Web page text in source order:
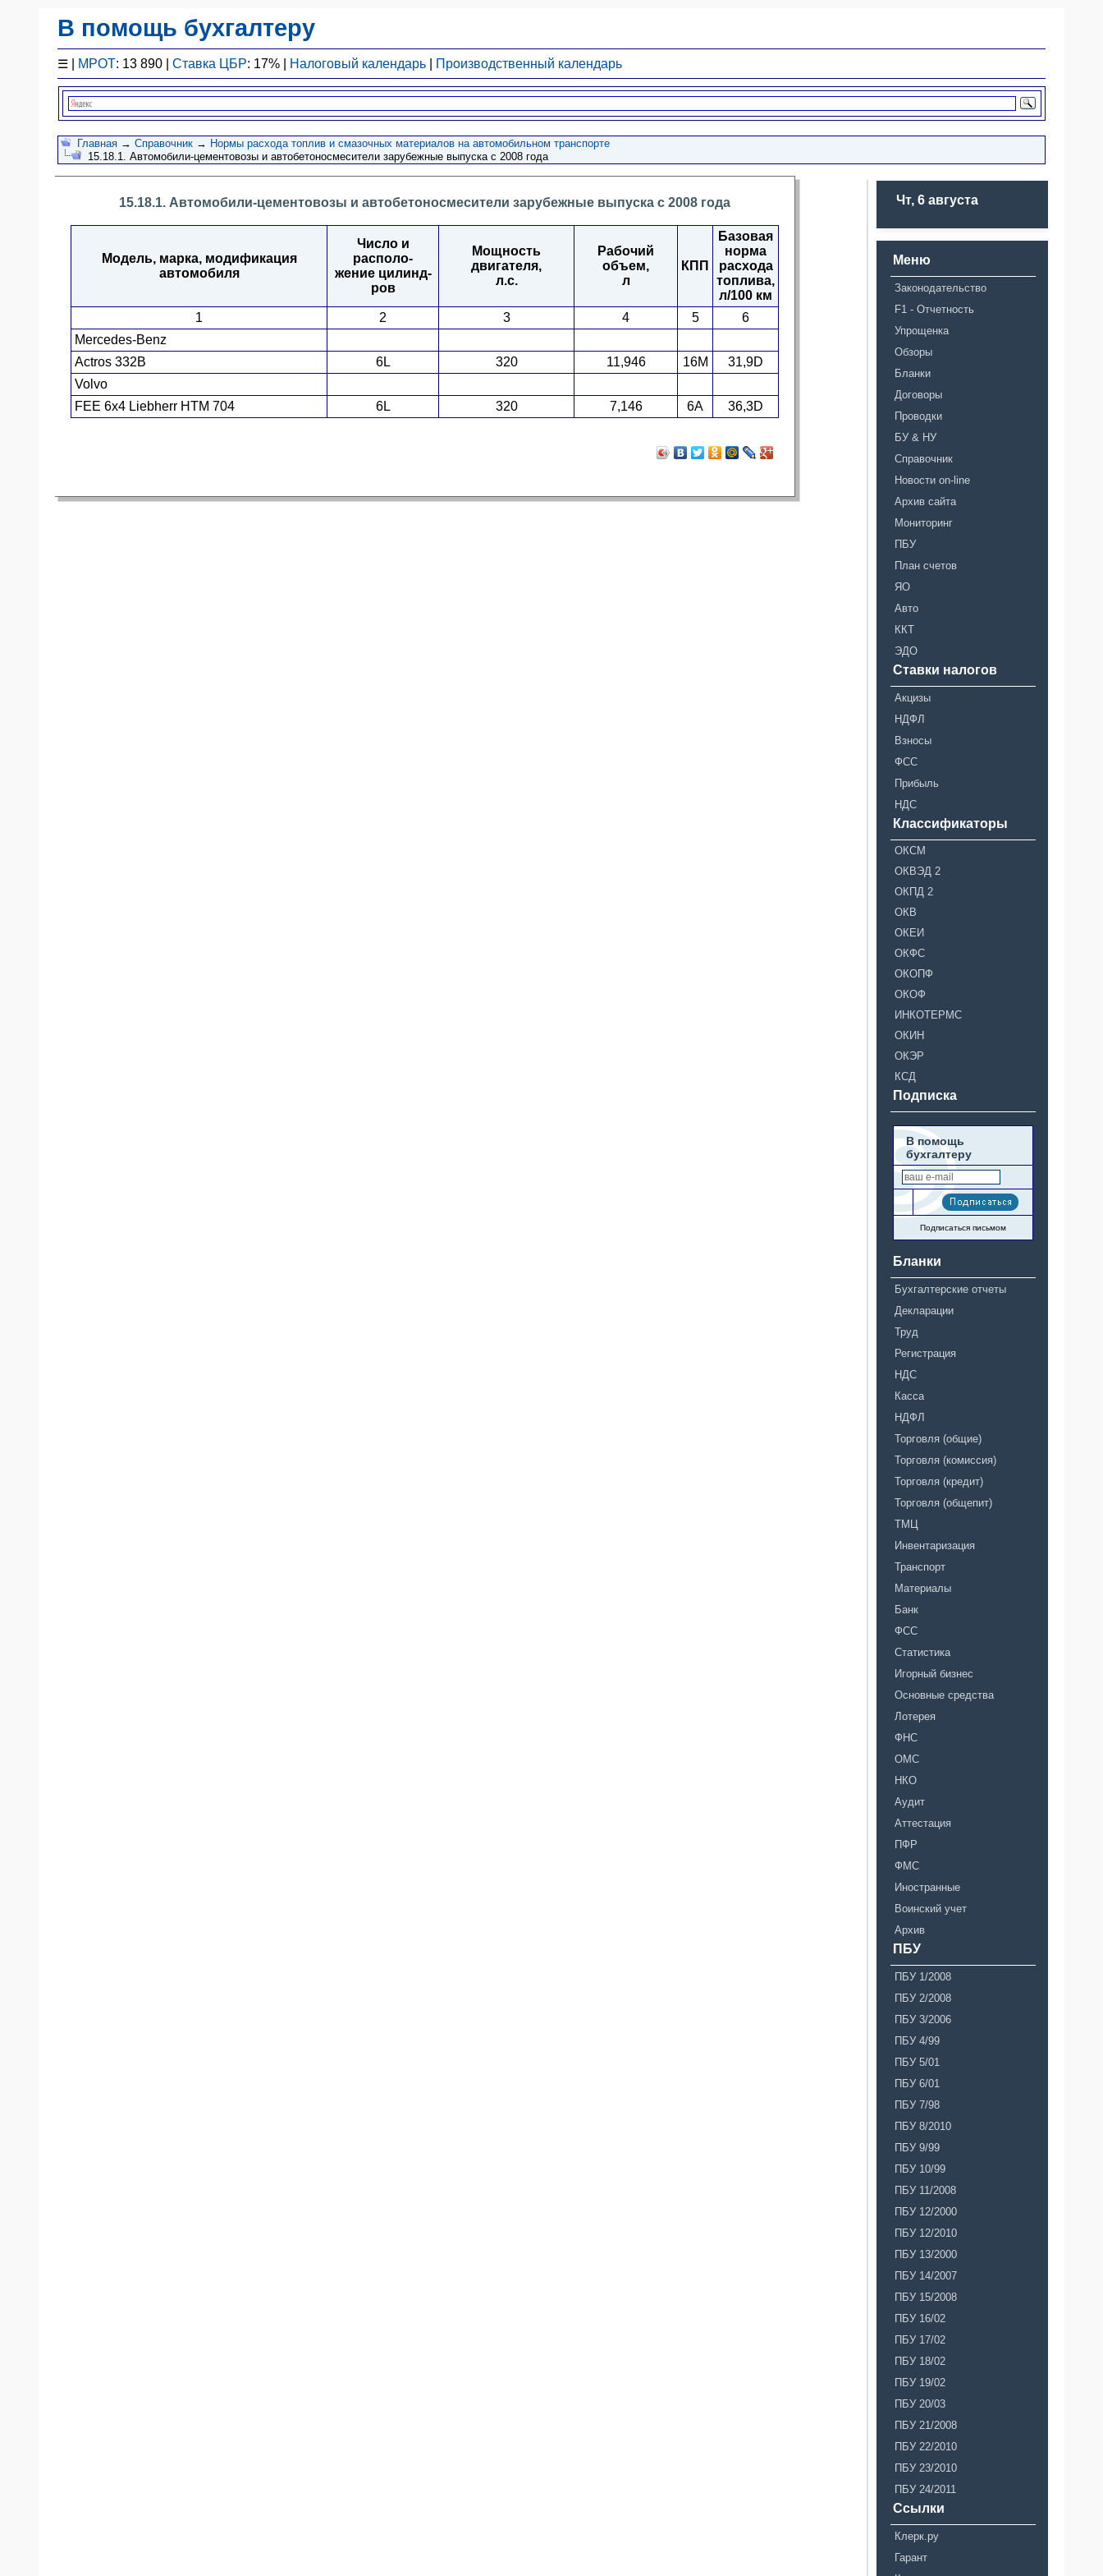
В помощь бухгалтеру
☰ МРОТ: 13 890 |Ставка ЦБР: 17% | Налоговый календарь Производственный календарь
Законодательство
F1 - Отчетность
План счетов
Справочник
Упрощенка
Договоры
Главная →Справочник → Нормы расхода топлив и смазочных материалов на автомобильном транспорте
15.18.1. Автомобили-цементовозы и автобетоносмесители зарубежные выпуска с 2008 года
15.18.1. Автомобили-цементовозы и автобетоносмесители зарубежные выпуска с 2008 года
Модель, марка, модификация
автомобиля
Число и
располо-
жение цилинд-
ров
Мощность
двигателя,
л.с.
Рабочий
объем,
л
КПП
Базовая
норма
расхода
топлива,
л/100 км
1
2 3 4 5
6
Mercedes-Benz
Actros 332В
6L 320 11,946 16M
31,9D
Volvo
FEE 6x4 Liebherr HTM 704
6L 320 7,146 6A 36,3D
Чт, 6 августа
Меню
Законодательство
F1 - Отчетность
Упрощенка
Обзоры
Бланки
Договоры
Проводки
БУ & НУ
Справочник
Новости on-line
Архив сайта
Мониторинг
ПБУ
План счетов
ЯО
Авто
ККТ
ЭДО
Ставки налогов
Акцизы
НДФЛ
Взносы
ФСС
Прибыль
НДС
Классификаторы
ОКСМ
ОКВЭД 2
ОКПД 2
ОКВ
ОКЕИ
ОКФС
ОКОПФ
ОКОФ
ИНКОТЕРМС
ОКИН
ОКЭР
КСД
Подписка
В помощь
бухгалтеру
Подписаться письмом
Бланки
Бухгалтерские отчеты
Декларации
Труд
Регистрация
НДС
Касса
НДФЛ
Торговля (общие)
Торговля (комиссия)
Торговля (кредит)
Торговля (общепит)
ТМЦ
Инвентаризация
Транспорт
Материалы
Банк
ФСС
Статистика
Игорный бизнес
Основные средства
Лотерея
ФНС
ОМС
НКО
Аудит
Аттестация
ПФР
ФМС
Иностранные
Воинский учет
Архив
ПБУ
ПБУ 1/2008
ПБУ 2/2008
ПБУ 3/2006
ПБУ 4/99
ПБУ 5/01
ПБУ 6/01
ПБУ 7/98
ПБУ 8/2010
ПБУ 9/99
ПБУ 10/99
ПБУ 11/2008
ПБУ 12/2000
ПБУ 12/2010
ПБУ 13/2000
ПБУ 14/2007
ПБУ 15/2008
ПБУ 16/02
ПБУ 17/02
ПБУ 18/02
ПБУ 19/02
ПБУ 20/03
ПБУ 21/2008
ПБУ 22/2010
ПБУ 23/2010
ПБУ 24/2011
Ссылки
Клерк.ру
Гарант